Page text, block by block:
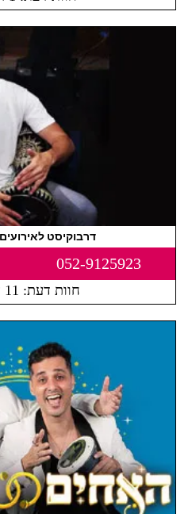
דרבוקיסט
052-9125923
חוות דעת: 11 המלצות.